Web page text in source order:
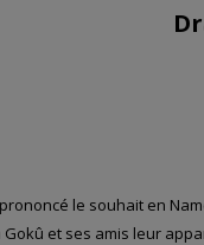
le souhait en
et ses amis leur